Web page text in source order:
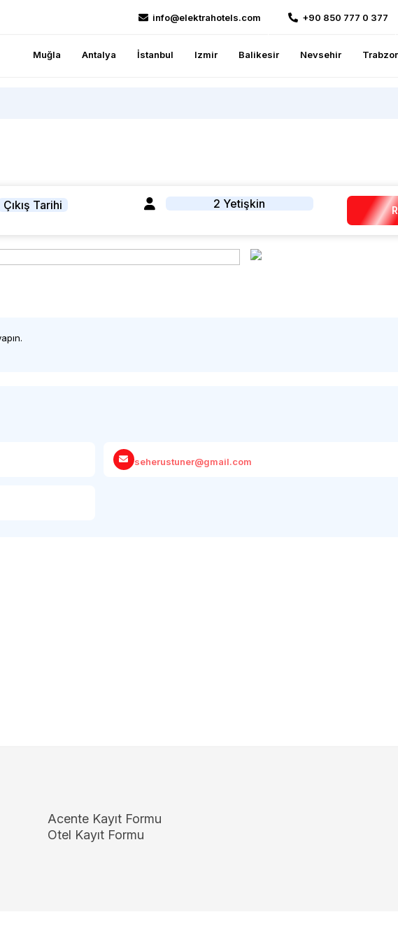
info@elektrahotels.com +90 850 777 0 377
Muğla Antalya İstanbul Izmir Balikesir Nevsehir
Çıkış Tarihi 2 Yetişkin
seherustuner@gmail.com
Acente Kayıt Formu
Otel Kayıt Formu